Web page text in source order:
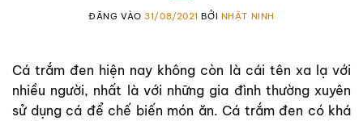
ĐĂNG VÀO31/08/2021 BỞI NHẬT NINH
Cá trắm đen hiện nay không còn là cái tên xa lạ với
nhiều người, nhất là với những gia đình thường xuyên
sử dụng cá để chế biến món ăn. Cá trắm đen có khá